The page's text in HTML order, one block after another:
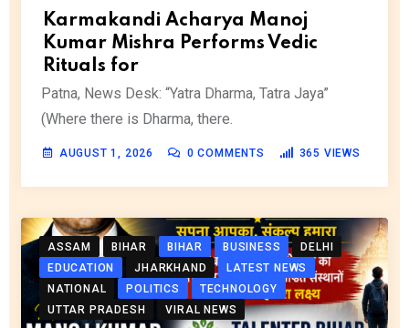
Karmakandi Acharya Manoj
Kumar Mishra Performs Vedic
Rituals for
Patna, News Desk: “Yatra Dharma, Tatra Jaya”
(Where there is Dharma, there.
AUGUST 1, 2026 0 COMMENTS 365 VIEWS
ASSAM BIHAR BIHAR BUSINESS
DELHI
EDUCATION
JHARKHAND
LATEST NEWS
NATIONAL
POLITICS
TECHNOLOGY
UTTAR PRADESH
VIRAL NEWS